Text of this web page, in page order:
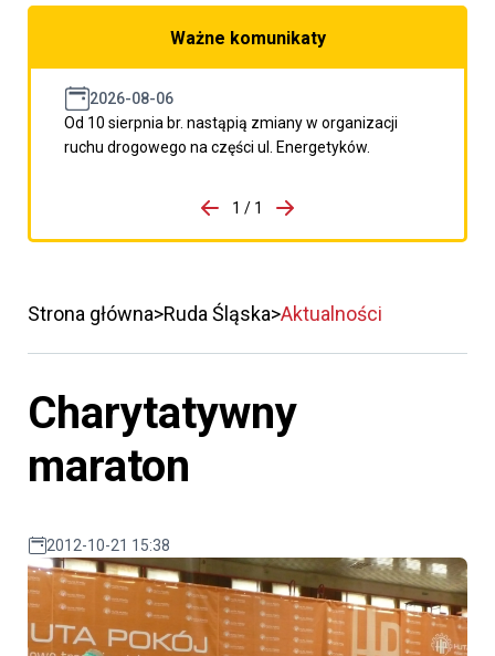
Ważne komunikaty
2026-08-06
Od 10 sierpnia br. nastąpią zmiany w organizacji
ruchu drogowego na części ul. Energetyków.
porzpedniego komunikatu
1 / 1
Przejdź do następnego
Strona główna Ruda Śląska Aktualności
Charytatywny
maraton
2012-10-21 15:38